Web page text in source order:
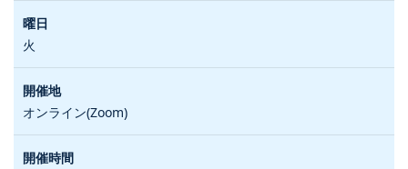
火
オンライン(Zoom)